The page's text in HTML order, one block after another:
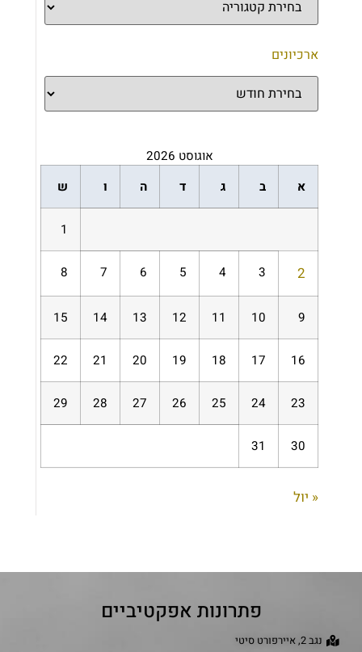
ארכיונים
אוגוסט 2026
א
ב ג ד ה ו ש
1
2
3
4
5
6
7
8
9
10
11
12
13
14
15
16
17
18
19
20
21
22
23
24
25
26
27
28
29
30
31
« יול
פתרונות אפקטיביים
נגב 2, איירפורט סיטי